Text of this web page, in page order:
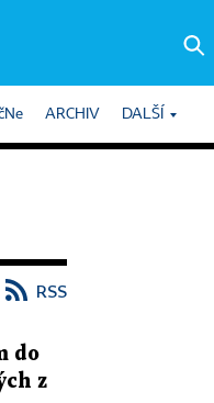
ARCHIV DALŠÍ
RSS
do
z